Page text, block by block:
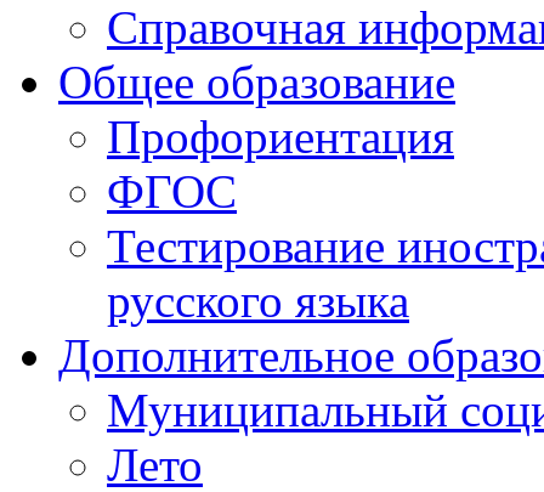
Справочная
Общее образование
Профориентация
ФГОС
Тестирование
русского языка
Дополнительное
Муниципальный
Лето